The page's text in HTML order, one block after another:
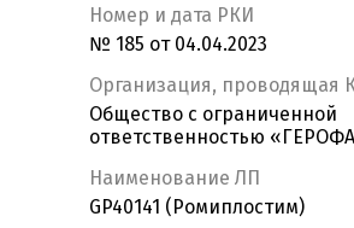
Номер и дата РКИ
№ 185 от 04.04.2023
Организация, проводящая
Общество с ограниченной
ответственностью
Наименование ЛП
GP40141 (Ромиплостим)